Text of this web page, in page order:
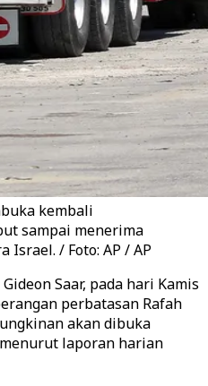
kembali
sampai menerima
Israel. / Foto: AP / AP
Saar, pada hari Kamis
perbatasan Rafah
akan dibuka
laporan harian